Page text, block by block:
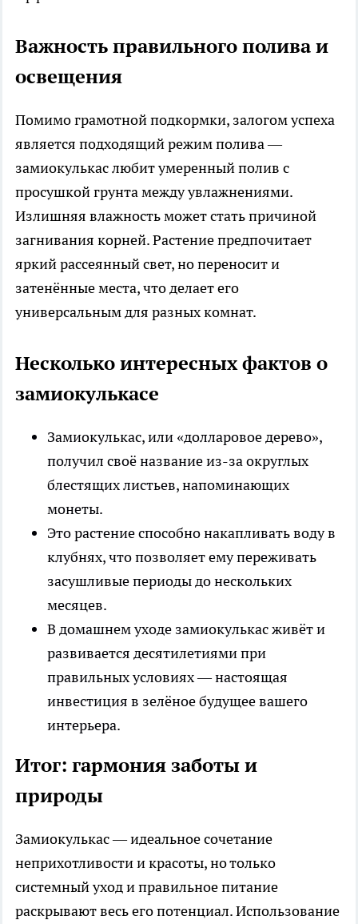
Важность правильного полива и
освещения
Помимо грамотной подкормки, залогом успеха
является подходящий режим полива —
замиокулькас любит умеренный полив с
просушкой грунта между увлажнениями.
Излишняя влажность может стать причиной
загнивания корней. Растение предпочитает
яркий рассеянный свет, но переносит и
затенённые места, что делает его
универсальным для разных комнат.
Несколько интересных фактов о
замиокулькасе
Замиокулькас, или «долларовое дерево»,
получил своё название из-за округлых
блестящих листьев, напоминающих
монеты.
Это растение способно накапливать воду в
клубнях, что позволяет ему переживать
засушливые периоды до нескольких
месяцев.
В домашнем уходе замиокулькас живёт и
развивается десятилетиями при
правильных условиях — настоящая
инвестиция в зелёное будущее вашего
интерьера.
Итог: гармония заботы и
природы
Замиокулькас — идеальное сочетание
неприхотливости и красоты, но только
системный уход и правильное питание
раскрывают весь его потенциал. Использование